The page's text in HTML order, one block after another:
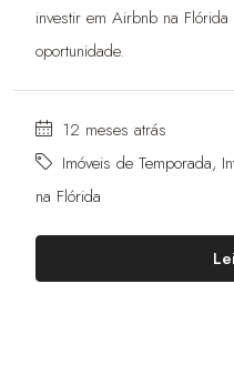
investir em Airbnb na
oportunidade.
12 meses atrás
Imóveis de Temporada,
na Flórida